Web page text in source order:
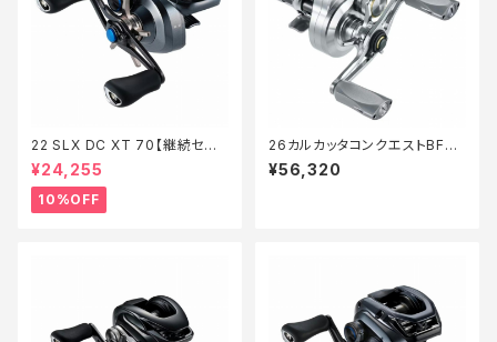
22 SLX DC XT 70【継続セー
ル_リール】【10】
¥24,255
10%OFF
26カルカッタコンクエストBFS
LTD XG L
¥56,320